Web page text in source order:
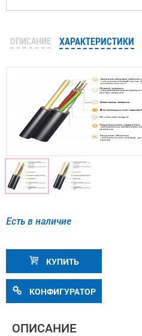
ОПИСАНИЕ ХАРАКТЕРИСТИКИ
Есть в наличие
КУПИТЬ
КОНФИГУРАТОР
ОПИСАНИЕ